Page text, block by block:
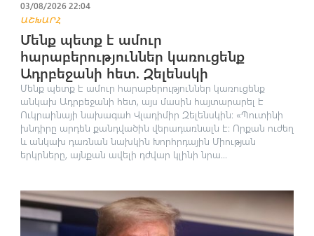
03/08/2026 22:04
ԱՇԽԱՐՀ
Մենք պետք է ամուր
հարաբերություններ կառուցենք
Ադրբեջանի հետ. Զելենսկի
Մենք պետք է ամուր հարաբերություններ կառուցենք
անկախ Ադրբեջանի հետ, այս մասին հայտարարել է
Ուկրաինայի նախագահ Վլադիմիր Զելենսկին։ «Պուտինի
խնդիրը արդեն քանդվածին վերադառնալն է։ Որքան ուժեղ
և անկախ դառնան նախկին Խորհրդային Միության
երկրները, այնքան ավելի դժվար կլինի նրա...